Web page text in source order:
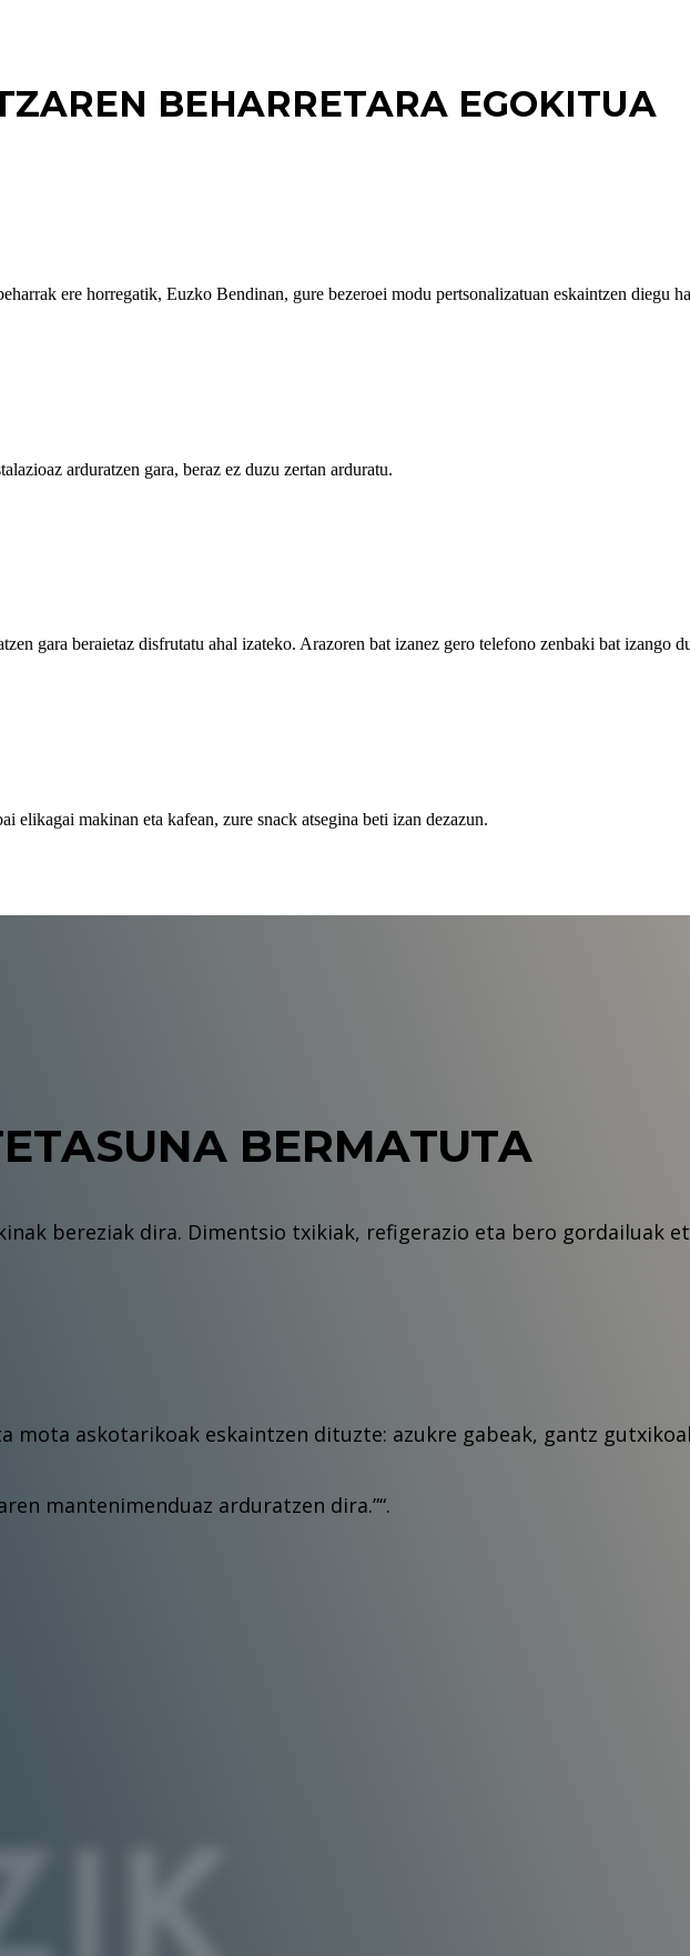
BEHARRETARA EGOKITUA
ere horregatik, Euzko Bendinan, gure bezeroei modu pertsonalizatuan eskaintzen diegu
arduratzen gara, beraz ez duzu zertan arduratu.
gara beraietaz disfrutatu ahal izateko. Arazoren bat izanez gero telefono zenbaki bat izango
elikagai makinan eta kafean, zure snack atsegina beti izan dezazun.
BERMATUTA
bereziak dira. Dimentsio txikiak, refigerazio eta bero gordailuak
mota askotarikoak eskaintzen dituzte: azukre gabeak, gantz
mantenimenduaz arduratzen dira.”“.